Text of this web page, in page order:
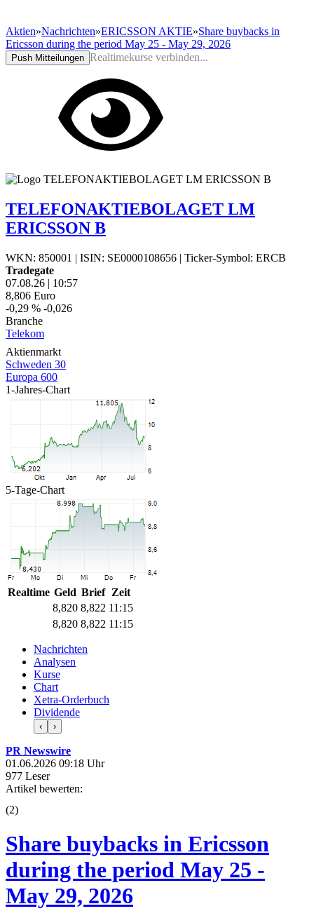
Aktien»Nachrichten»ERICSSON AKTIE»Share buybacks in
Ericsson during the period May 25 - May 29, 2026
Push Mitteilungen Realtimekurse verbinden...
TELEFONAKTIEBOLAGET LM
ERICSSON B
WKN: 850001 | ISIN: SE0000108656 | Ticker-Symbol: ERCB
Tradegate
07.08.26 | 10:57
8,806 Euro
-0,29 % -0,026
Branche
Telekom
Aktienmarkt
Schweden 30
Europa 600
1-Jahres-Chart
5-Tage-Chart
Realtime Geld Brief Zeit
8,820 8,822 11:15
8,820 8,822 11:15
Nachrichten
Analysen
Kurse
Chart
Xetra-Orderbuch
Dividende
‹ ›
PR Newswire
01.06.2026 09:18 Uhr
977 Leser
Artikel bewerten:
(2)
Share buybacks in Ericsson
during the period May 25 -
May 29, 2026